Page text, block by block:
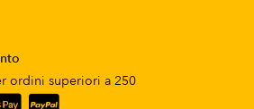
ordini superiori a 250